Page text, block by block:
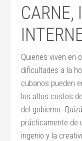
CARNE,
Quienes viven en
dificultades a la
cubanos pueden
los altos costos
del gobierno.
prácticamente de
ingenio y la